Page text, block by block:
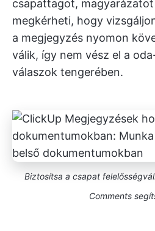
csapattagot,
megkérheti, hogy
a megjegyzés nyomon
válik, így nem vész el a
válaszok tengerében.
Biztosítsa a csapat
Comments